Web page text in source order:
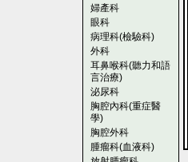
婦產科
眼科
病理科(檢驗科)
外科
耳鼻喉科(聽力和語
言治療)
泌尿科
胸腔內科(重症醫
學)
胸腔外科
腫瘤科(血液科)